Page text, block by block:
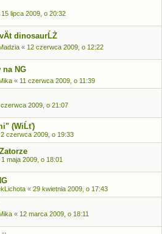
15 lipca 2009, o 20:32
dinosaurĹŻ
« 12 czerwca 2009, o 12:22
na NG
« 11 czerwca 2009, o 11:39
2009, o 21:07
(WiĹť)
2 czerwca 2009, o 19:33
1 maja 2009, o 18:01
« 29 kwietnia 2009, o 17:43
« 12 marca 2009, o 18:11